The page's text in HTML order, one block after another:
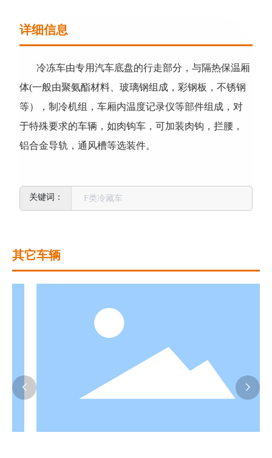
详细信息
冷冻车由专用汽车底盘的行走部分，与隔热保温厢
体(一般由聚氨酯材料、玻璃钢组成，彩钢板，不锈钢
等），制冷机组，车厢内温度记录仪等部件组成，对
于特殊要求的车辆，如肉钩车，可加装肉钩，拦腰，
铝合金导轨，通风槽等选装件。
F类冷藏车
其它车辆